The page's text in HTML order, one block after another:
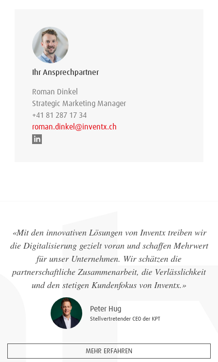
Ihr Ansprechpartner
Roman Dinkel
Strategic Marketing Manager
+41 81 287 17 34
roman.dinkel@inventx.ch
«Mit den innovativen Lösungen von Inventx treiben wir
die Digitalisierung gezielt voran und schaffen Mehrwert
für unser Unternehmen. Wir schätzen die
partnerschaftliche Zusammenarbeit, die Verlässlichkeit
und den stetigen Kundenfokus von Inventx.»
Peter Hug
Stellvertretender CEO der KPT
MEHR ERFAHREN